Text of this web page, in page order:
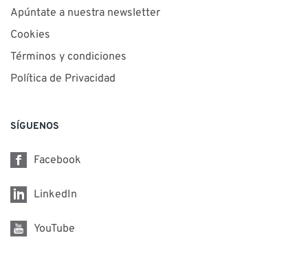
Apúntate a nuestra newsletter
Cookies
Términos y condiciones
Política de Privacidad
SÍGUENOS
Facebook
LinkedIn
YouTube